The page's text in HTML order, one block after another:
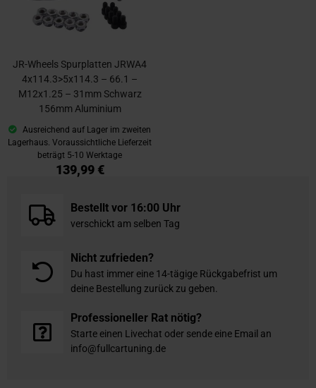
JR-Wheels Spurplatten JRWA4
4x114.3>5x114.3 – 66.1 –
M12x1.25 – 31mm Schwarz
156mm Aluminium
Ausreichend auf Lager im zweiten
Lagerhaus. Voraussichtliche Lieferzeit
beträgt 5-10 Werktage
139,99 €
Bestellt vor 16:00 Uhr
verschickt am selben Tag
Nicht zufrieden?
Du hast immer eine 14-tägige Rückgabefrist um
deine Bestellung zurück zu geben.
Professioneller Rat nötig?
Starte einen Livechat oder sende eine Email an
info@fullcartuning.de